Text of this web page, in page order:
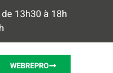
13h30 à 18h
WEBREPRO